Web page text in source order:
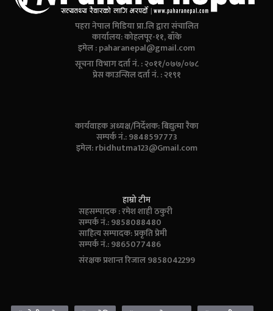
पहरा नेपाल मिडिया प्रा.लि द्वारा संचालित
कार्यालय: कोहलपूर-११, बाँके
इमेल :paharanepal@gmail.com
सूचना विभाग दर्ता नं. : २०११/०७७/०७८
प्रेस काउन्सिल दर्ता नं. : २१९१
कार्यवाहक अध्यक्ष/निर्देशक: बिद्युत्मा रैका
सम्पर्क नं.: 9848597773
इमेल:rbidhutma123@Gmail.com
हाम्रो टीम
सहसम्पादक : रमेश शाही ठकुरी
सम्पर्क नं.: 9858088480
साहित्य सम्पादक: प्रकृति प्रेमी
सम्पर्क नं.: 9865077486
संरक्षक प्रशान्त रिजाल 9858042299